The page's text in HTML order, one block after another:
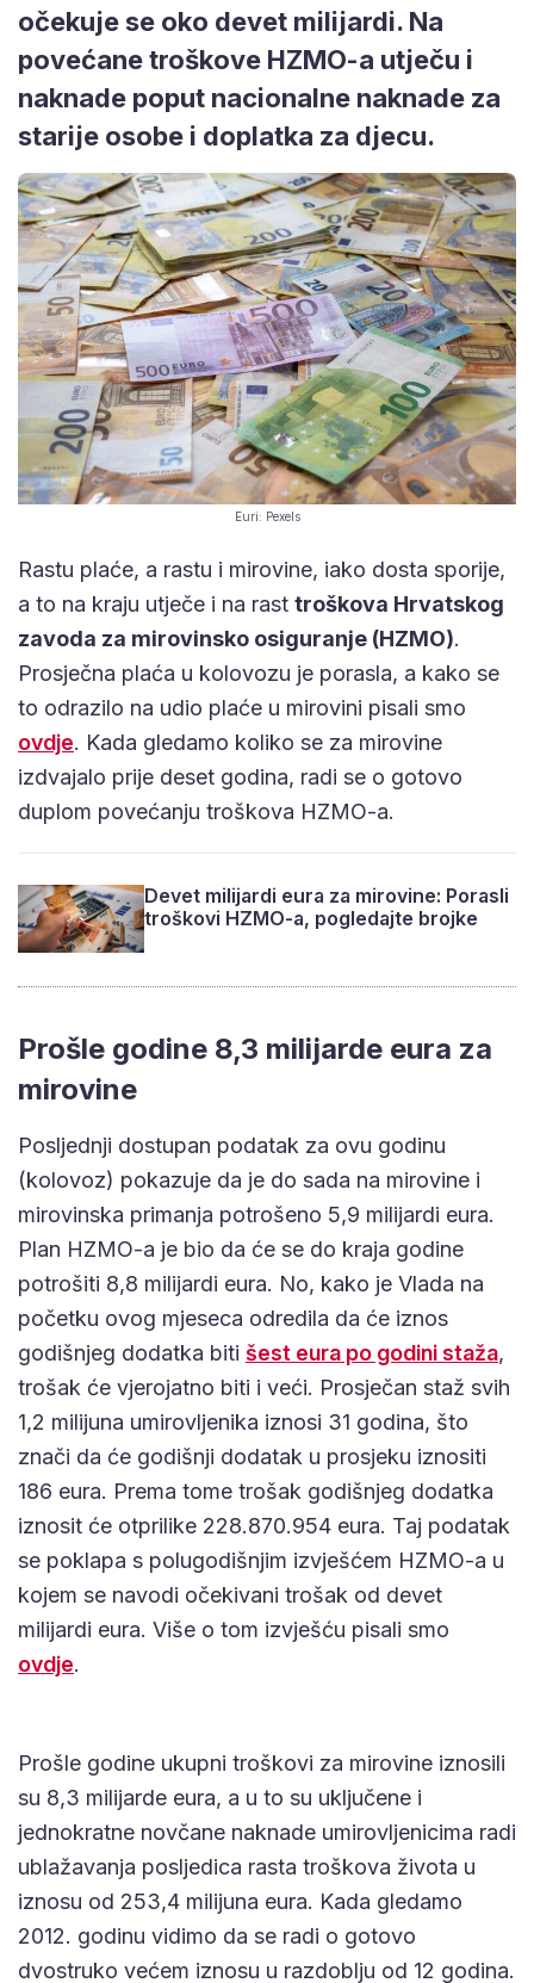
očekuje se oko devet milijardi. Na
povećane troškove HZMO-a utječu i
naknade poput nacionalne naknade za
starije osobe i doplatka za djecu.
Euri: Pexels
Rastu plaće, a rastu i mirovine, iako dosta sporije,
a to na kraju utječe i na rast troškova Hrvatskog
zavoda za mirovinsko osiguranje (HZMO).
Prosječna plaća u kolovozu je porasla, a kako se
to odrazilo na udio plaće u mirovini pisali smo
ovdje. Kada gledamo koliko se za mirovine
izdvajalo prije deset godina, radi se o gotovo
duplom povećanju troškova HZMO-a.
Devet milijardi eura za mirovine: Porasli
troškovi HZMO-a, pogledajte brojke
Prošle godine 8,3 milijarde eura za
mirovine
Posljednji dostupan podatak za ovu godinu
(kolovoz) pokazuje da je do sada na mirovine i
mirovinska primanja potrošeno 5,9 milijardi eura.
Plan HZMO-a je bio da će se do kraja godine
potrošiti 8,8 milijardi eura. No, kako je Vlada na
početku ovog mjeseca odredila da će iznos
godišnjeg dodatka biti šest eura po godini staža,
trošak će vjerojatno biti i veći. Prosječan staž svih
1,2 milijuna umirovljenika iznosi 31 godina, što
znači da će godišnji dodatak u prosjeku iznositi
186 eura. Prema tome trošak godišnjeg dodatka
iznosit će otprilike 228.870.954 eura. Taj podatak
se poklapa s polugodišnjim izvješćem HZMO-a u
kojem se navodi očekivani trošak od devet
milijardi eura. Više o tom izvješću pisali smo
ovdje.
Prošle godine ukupni troškovi za mirovine iznosili
su 8,3 milijarde eura, a u to su uključene i
jednokratne novčane naknade umirovljenicima radi
ublažavanja posljedica rasta troškova života u
iznosu od 253,4 milijuna eura. Kada gledamo
2012. godinu vidimo da se radi o gotovo
dvostruko većem iznosu u razdoblju od 12 godina.